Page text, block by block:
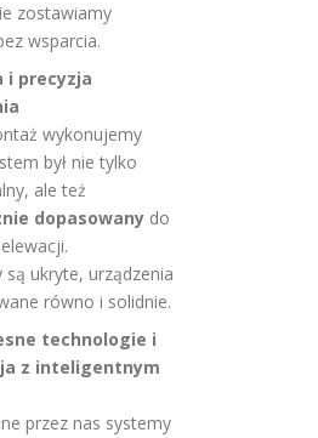
zostawiamy
wsparcia.
i precyzja
wykonujemy
był nie tylko
ale też
dopasowany do
są ukryte, urządzenia
równo i solidnie.
technologie i
z inteligentnym
przez nas systemy